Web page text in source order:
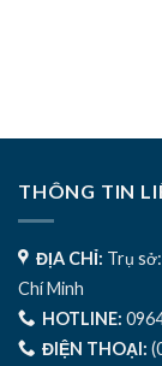
THÔNG TIN
ĐỊA CHỈ: Trụ
Chí Minh
HOTLINE:
ĐIỆN THOẠI: